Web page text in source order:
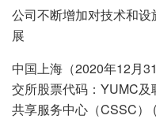
公司不断增加对技术和
展
中国上海（2020年12月
交所股票代码：YUMC
共享服务中心（CSSC）